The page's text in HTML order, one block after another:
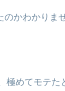
かわかりま
めてモテた